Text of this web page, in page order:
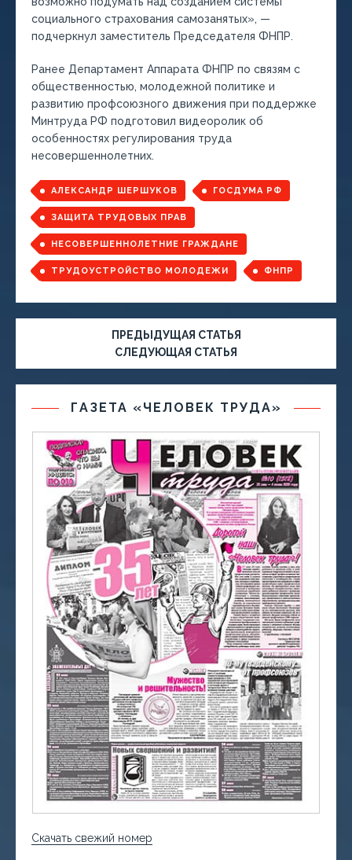
социального страхования самозанятых», —
подчеркнул заместитель Председателя ФНПР.
Ранее Департамент Аппарата ФНПР по связям с
общественностью, молодежной политике и
развитию профсоюзного движения при поддержке
Минтруда РФ подготовил видеоролик об
особенностях регулирования труда
несовершеннолетних.
АЛЕКСАНДР ШЕРШУКОВ ГОСДУМА РФ
ЗАЩИТА ТРУДОВЫХ ПРАВ
НЕСОВЕРШЕННОЛЕТНИЕ ГРАЖДАНЕ
ТРУДОУСТРОЙСТВО МОЛОДЕЖИ ФНПР
ПРЕДЫДУЩАЯ СТАТЬЯ
СЛЕДУЮЩАЯ СТАТЬЯ
ГАЗЕТА «ЧЕЛОВЕК ТРУДА»
Скачать свежий номер